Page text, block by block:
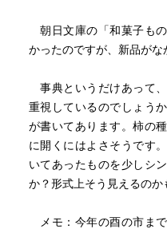
朝日文庫の「和菓子も
かったのですが、新品がな
事典というだけあって
重視しているのでしょう
が書いてあります。柿の
に開くにはよさそうです
いてあったものを少しシ
か？形式上そう見えるのか
メモ：今年の酉の市ま